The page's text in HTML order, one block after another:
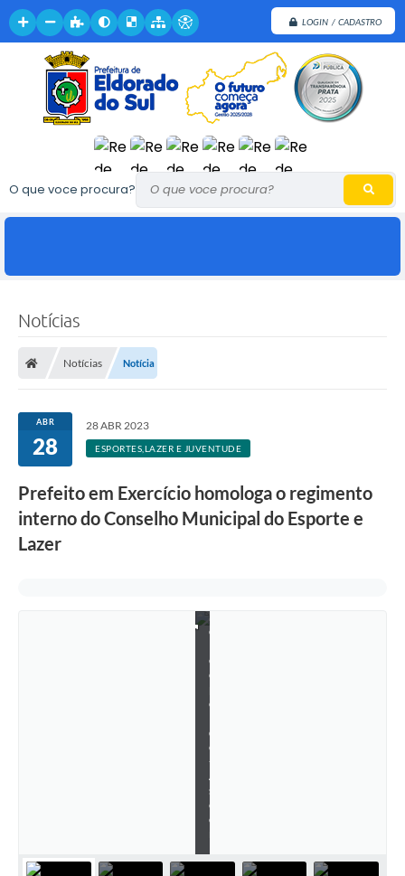
LOGIN / CADASTRO
O que voce procura?
Notícias
Notícias Notícia
ABR
28
28 ABR 2023
ESPORTES,LAZER E JUVENTUDE
Prefeito em Exercício homologa o regimento
interno do Conselho Municipal do Esporte e
Lazer
o
e
o
o
d
o
-
A
s
c
o